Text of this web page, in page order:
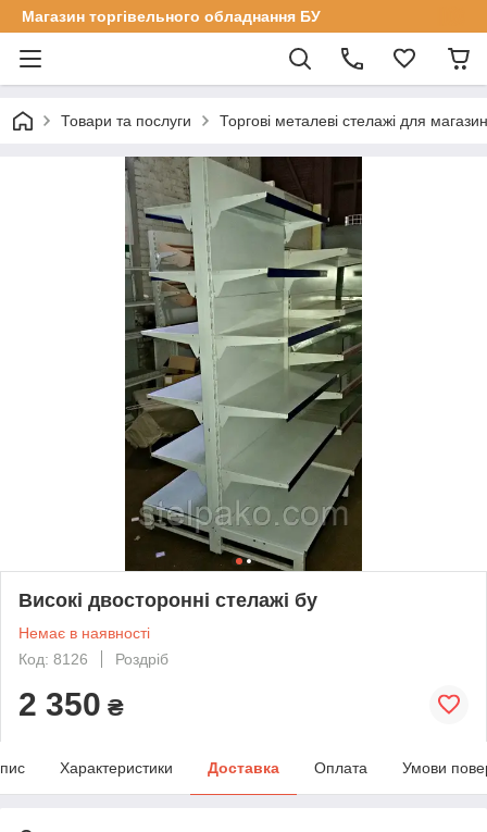
Магазин торгівельного обладнання БУ
Товари та послуги Торгові металеві стелажі для
Високі двосторонні стелажі бу
Немає в наявності
Код: 8126
Роздріб
2 350 ₴
Характеристики Доставка Оплата Умови